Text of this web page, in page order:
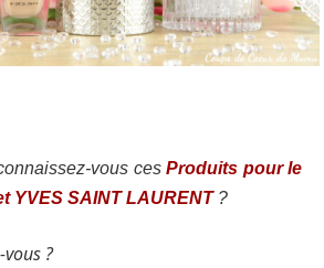
vous ces Produits pour le
YVES SAINT LAURENT?
vous ?